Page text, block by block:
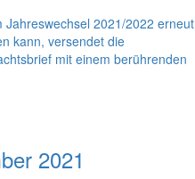
2021/2022 erneut
kann, versendet die
mit einem berührenden
2021